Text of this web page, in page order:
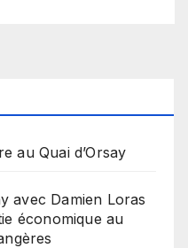
au Quai d’Orsay
avec Damien Loras
économique au